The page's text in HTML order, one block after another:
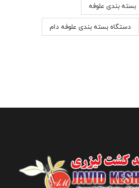
بسته بندی علوفه
دستگاه بسته بندی علوفه دام